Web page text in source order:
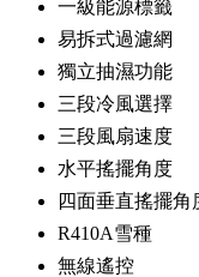
一級能源標籤
易拆式過濾網
獨立抽濕功能
三段冷風選擇
三段風扇速度
水平搖擺角度
四面垂直搖擺角
R410A雪種
無線遙控